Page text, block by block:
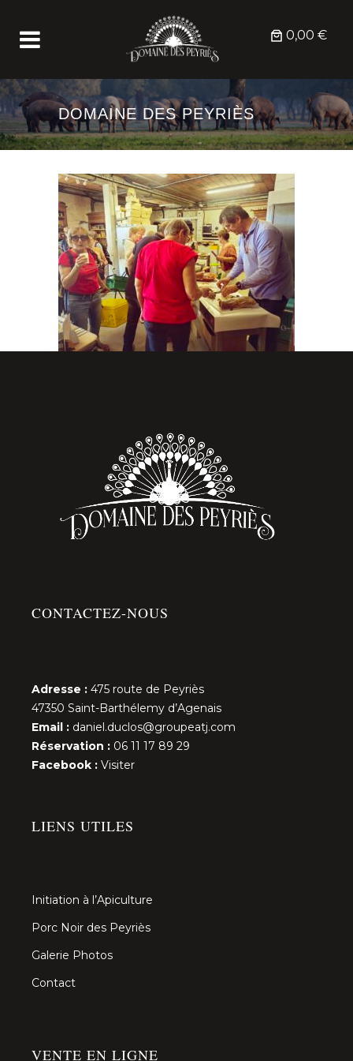
0,00 €
DOMAINE DES PEYRIÈS
CONTACTEZ-NOUS
Adresse : 475 route de Peyriès
47350 Saint-Barthélemy d’Agenais
Email : daniel.duclos@groupeatj.com
Réservation : 06 11 17 89 29
Facebook : Visiter
LIENS UTILES
Initiation à l’Apiculture
Porc Noir des Peyriès
Galerie Photos
Contact
VENTE EN LIGNE